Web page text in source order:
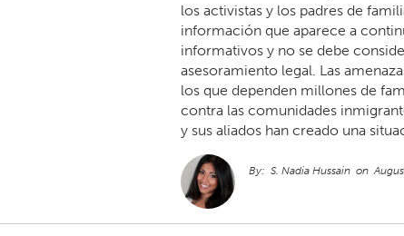
los activistas y los padres de
información que aparece a
informativos y no se debe
asesoramiento legal. Las
los que dependen millones de
contra las comunidades
y sus aliados han creado una
S. Nadia Hussain